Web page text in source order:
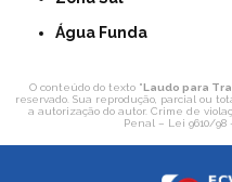
Água Funda
O conteúdo do texto "Laudo para
reservado. Sua reprodução, parcial ou
a autorização do autor. Crime de
Penal – Lei 9610/